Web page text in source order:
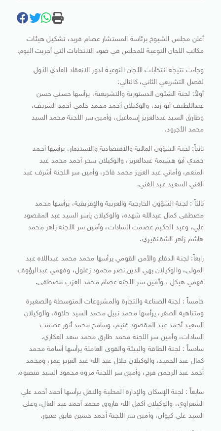
أعلن مجلس الشيوخ برئاسة المستشار عصام فريد، تشكيل هيئات
مكاتب اللجان النوعية للمجلس في ضوء الانتخابات التي أجريت اليوم.
وجاءت نتيجة انتخابات اللجان النوعية لدور الانعقاد العادي الأول
لفصل التشريعي الثاني، كالتالي:
أولاً: لجنة الشئون الدستورية والتشريعية، يرأسها حسني حسن
عبداللطيف أبو زيد، والوكيلان أحمد محمد حلمي أحمد الشريف،
وطارق السيد عبدالعزيز إسماعيل، وأمين سر اللجنة محمد السيد
محمد الأجرود.
ثانياً: لجنة الشؤون المالية والاقتصادية والاستثمار، يرأسها أحمد
حمدي أبو هشيمة عبدالعزيز، والوكيلان سحر أحمد محمد عبد
المنعم، وأماني عبد العزيز محمد فاخر، وأمين سر اللجنة أشرف عبد
الغني السعيد عبد الغني.
ثالثاً : لجنة الشؤون الخارجية والعربية والإفريقية، يرأسها محمد
مصطفى كمال عبدالله شهده، والوكيلان ياسر السيد عبد المقصود
علي، وعبد الحكيم عصمت السادات، وأمين سر اللجنة زاهر محمد
هاشم زاهر الشقنقيري.
رابعاً: لجنة الدفاع والأمن القومي يرأسها محمد محمد عبداللاه عبد
المولى، والوكيلان بهي الدين نصر محمود زغلول، وفهمي عبدالرؤوف
فهمي هيكل ، وأمين سر اللجنة عصام محمد العزب مصطفى.
خامساً : لجنة الصناعة والتجارة والمشروعات المتوسطة والصغيرة
ومتناهية الصغر، يرأسها محمد نبيل محمد السيد حلاوة، والوكيلان
السعيد أحمد عبد المقصود غنيم، وسامح محمد أنور عصمت
السادات، وأمين سر اللجنة محمد طارق محمد سعد العكاري.
سادساً : لجنة الطاقة والبيئة والقوى العاملة يرأسها أسامة محمد
كمال عبد الحميد، والوكيلان جلال عبد الله عبد العزيز عمر، ومحمد
أحمد عبد الرحمن فرج، وأمين سر اللجنة مروة محمود السيد قنصوة.
سابعاً : لجنة الإسكان والإدارة المحلية والنقل يرأسها أحمد أحمد علي
الشعراوي، والوكيلان أكمل الله فاروق محمد أحمد عبد العال، وعلي
السيد علي كيوان، وأمين سر اللجنة أحمد حسين فايق صبور.